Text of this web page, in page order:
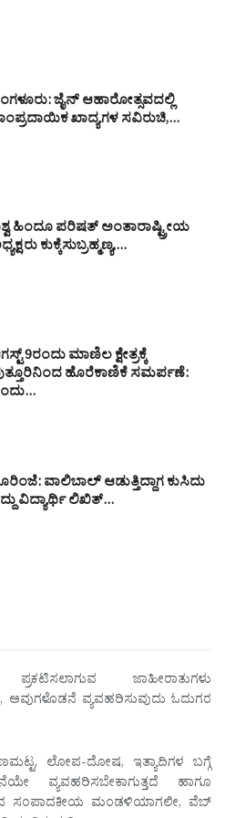
ಜೈನ್ ಆಹಾರೋತ್ಸವದಲ್ಲಿ
ಖಾದ್ಯಗಳ ಸವಿರುಚಿ,…
ಹಿಂದೂ ಪರಿಷತ್ ಅಂತಾರಾಷ್ಟ್ರೀಯ
ಕುಕ್ಕೆಸುಬ್ರಹ್ಮಣ್ಯ,…
9ರಂದು ಮಾಣಿಲ ಕ್ಷೇತ್ರಕ್ಕೆ
ಹೊರೆಕಾಣಿಕೆ ಸಮರ್ಪಣೆ:
ವಾಲಿಬಾಲ್ ಆಡುತ್ತಿದ್ದಾಗ ಕುಸಿದು
ವಿದ್ಯಾರ್ಥಿ ಲಿಖಿತ್…
ಜಾಹೀರಾತುಗಳು
ಅವುಗಳೊಡನೆ ವ್ಯವಹರಿಸುವುದು ಓದುಗರ
ಲೋಪ-ದೋಷ, ಇತ್ಯಾದಿಗಳ ಬಗ್ಗೆ
ವ್ಯವಹರಿಸಬೇಕಾಗುತ್ತದೆ ಹಾಗೂ
ಸಂಪಾದಕೀಯ ಮಂಡಳಿಯಾಗಲೀ, ವೆಬ್